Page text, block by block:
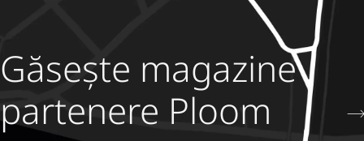
Găsește magazine
partenere Ploom